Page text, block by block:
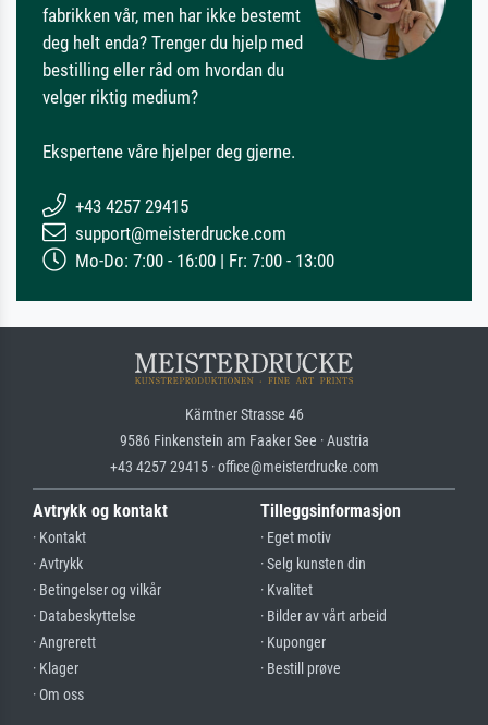
fabrikken vår, men har ikke bestemt
deg helt enda? Trenger du hjelp med
bestilling eller råd om hvordan du
velger riktig medium?
Ekspertene våre hjelper deg gjerne.
+43 4257 29415
support@meisterdrucke.com
Mo-Do: 7:00 - 16:00 | Fr: 7:00 - 13:00
Kärntner Strasse 46
9586 Finkenstein am Faaker See · Austria
+43 4257 29415 · office@meisterdrucke.com
Avtrykk og kontakt
· Kontakt
· Avtrykk
· Betingelser og vilkår
· Databeskyttelse
· Angrerett
· Klager
· Om oss
Tilleggsinformasjon
· Eget motiv
· Selg kunsten din
· Kvalitet
· Bilder av vårt arbeid
· Kuponger
· Bestill prøve